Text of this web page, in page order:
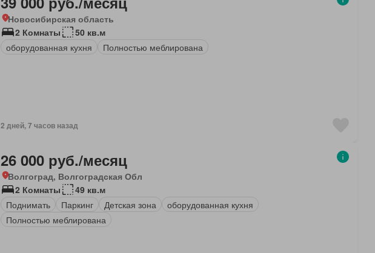
Новосибирская область
2 Комнаты
50 кв.м
оборудованная кухня
Полностью меблирована
2 дней, 7 часов назад
26 000 руб./месяц
Волгоград, Волгоградская Обл
2 Комнаты
49 кв.м
Поднимать
Паркинг Детская зона
оборудованная кухня
Полностью меблирована